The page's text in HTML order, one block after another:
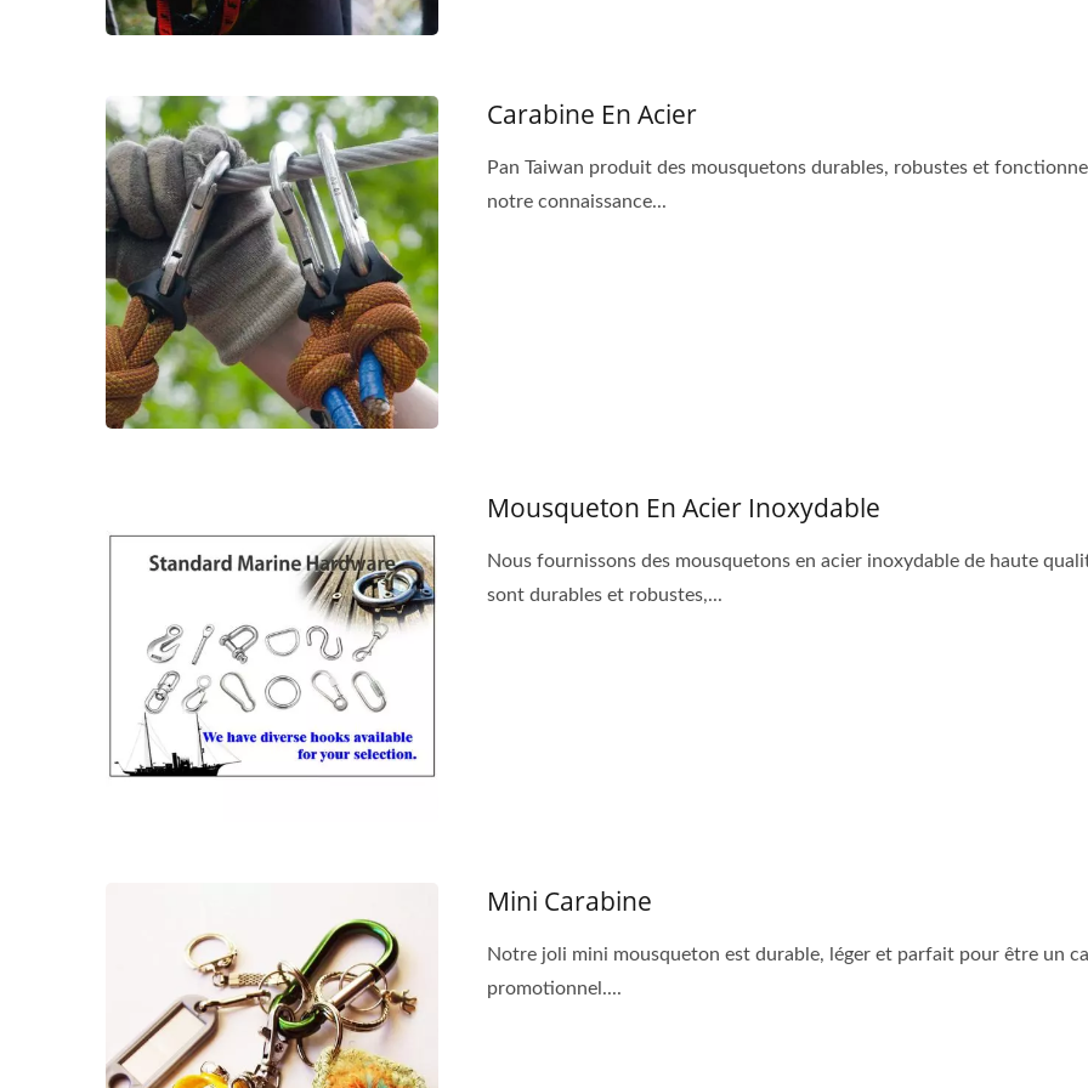
Carabine En Acier
Pan Taiwan produit des mousquetons durables, robustes et
notre connaissance...
Mousqueton En Acier Inoxydable
Nous fournissons des mousquetons en acier inoxydable de haute
sont durables et robustes,...
Mini Carabine
Notre joli mini mousqueton est durable, léger et parfait pour être un
promotionnel....
Outils Multi-Usages Portables